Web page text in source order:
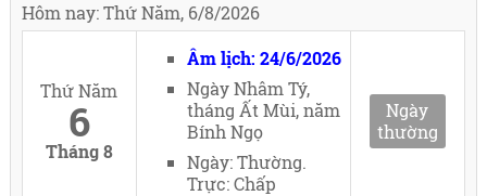
Hôm nay: Thứ Năm, 6/8/2026
Thứ Năm
6
Tháng 8
Âm lịch: 24/6/2026
Ngày Nhâm Tý,
tháng Ất Mùi, năm
Bính Ngọ
Ngày: Thường.
Trực: Chấp
Ngày
thường